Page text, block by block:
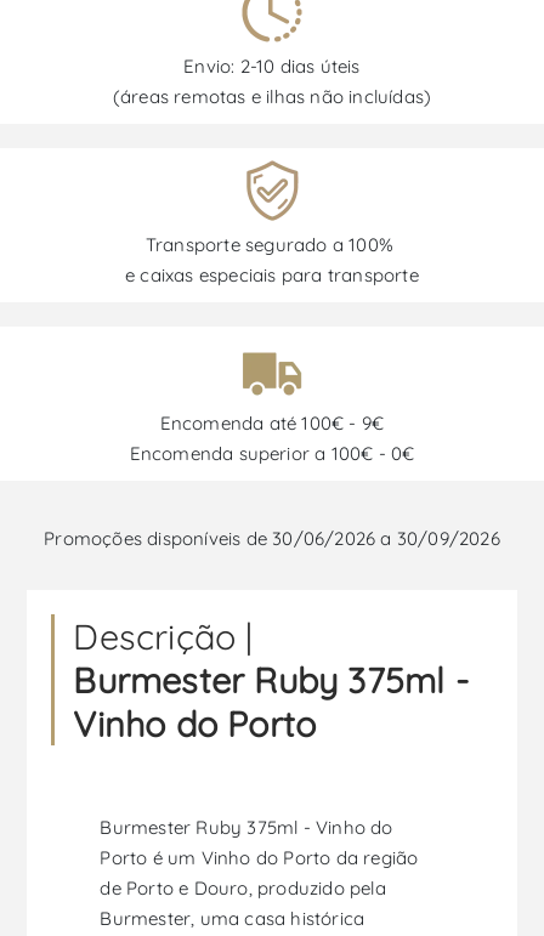
Envio: 2-10 dias úteis
(áreas remotas e ilhas não incluídas)
Transporte segurado a 100%
e caixas especiais para transporte
Encomenda até 100€ - 9€
Encomenda superior a 100€ - 0€
Promoções disponíveis de 30/06/2026 a 30/09/2026
Descrição |
Burmester Ruby 375ml -
Vinho do Porto
Burmester Ruby 375ml - Vinho do
Porto é um Vinho do Porto da região
de Porto e Douro, produzido pela
Burmester, uma casa histórica